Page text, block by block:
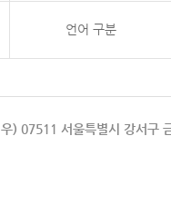
언어 구분
우) 07511 서울특별시 강서구